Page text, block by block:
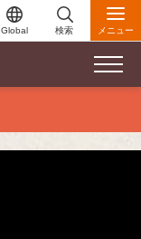
Global 検索 メニュー